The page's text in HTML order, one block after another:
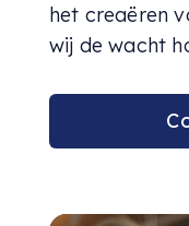
het creaëren
wij de wacht